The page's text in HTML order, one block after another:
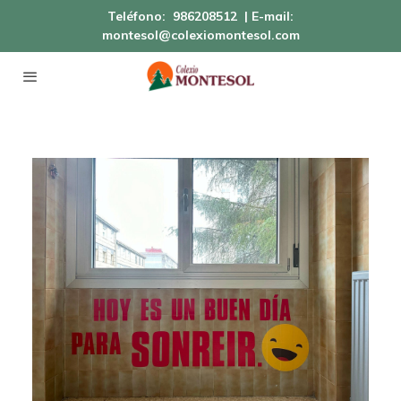
Teléfono: 986208512 | E-mail:
montesol@colexiomontesol.com